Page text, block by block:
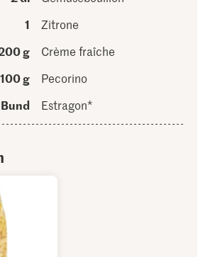
1
Zitrone
g
Crème fraîche
100 g
Pecorino
Estragon*